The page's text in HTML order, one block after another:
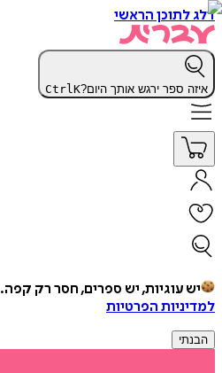
דלג לתוכן הראשי
איזה ספר ירגש אותך היום? CtrlK
יש עוגיות, יש ספרים, חסר רק קפה.
למדיניות הפרטיות
הבנתי